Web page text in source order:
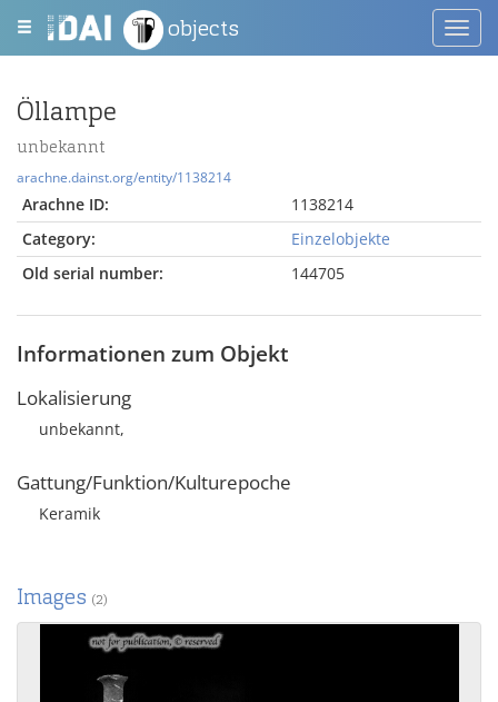
objects
Öllampe
unbekannt
arachne.dainst.org/entity/1138214
Arachne ID:
1138214
Category:
Einzelobjekte
Old serial number:
144705
Informationen zum Objekt
Lokalisierung
unbekannt,
Gattung/Funktion/Kulturepoche
Keramik
Images (2)